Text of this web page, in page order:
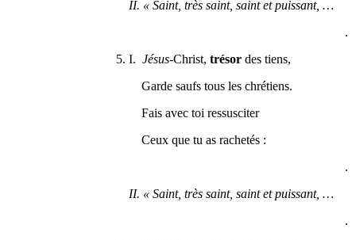
II. « Saint, très saint, saint et puissant, …
.
5. I.Jésus-Christ,trésordes tiens,
Garde saufs tous les chrétiens.
Fais avec toi ressusciter
Ceux que tu as rachetés :
.
II. « Saint, très saint, saint et puissant, …
.